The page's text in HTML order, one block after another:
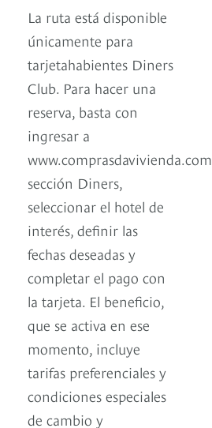
La ruta está disponible
únicamente para
tarjetahabientes Diners
Club. Para hacer una
reserva, basta con
ingresar a
www.comprasdavivienda.com,
sección Diners,
seleccionar el hotel de
interés, definir las
fechas deseadas y
completar el pago con
la tarjeta. El beneficio,
que se activa en ese
momento, incluye
tarifas preferenciales y
condiciones especiales
de cambio y